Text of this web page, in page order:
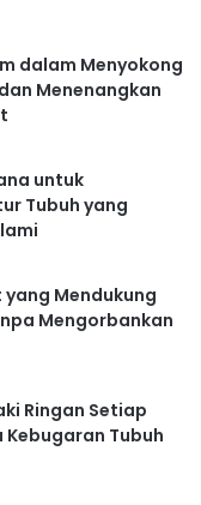
dalam Menyokong
Menenangkan
untuk
Tubuh yang
yang Mendukung
Mengorbankan
Ringan Setiap
Tubuh